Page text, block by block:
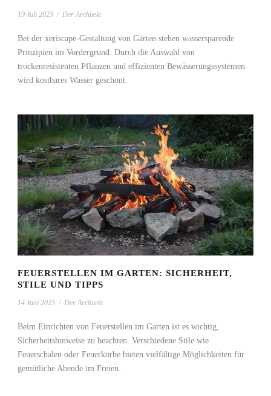
19 Juli 2023 / Der Architekt
Bei der xeriscape-Gestaltung von Gärten stehen wassersparende
Prinzipien im Vordergrund. Durch die Auswahl von
trockenresistenten Pflanzen und effizienten Bewässerungssystemen
wird kostbares Wasser geschont.
FEUERSTELLEN IM GARTEN: SICHERHEIT,
STILE UND TIPPS
14 Juni 2023 / Der Architekt
Beim Einrichten von Feuerstellen im Garten ist es wichtig,
Sicherheitshinweise zu beachten. Verschiedene Stile wie
Feuerschalen oder Feuerkörbe bieten vielfältige Möglichkeiten für
gemütliche Abende im Freien.